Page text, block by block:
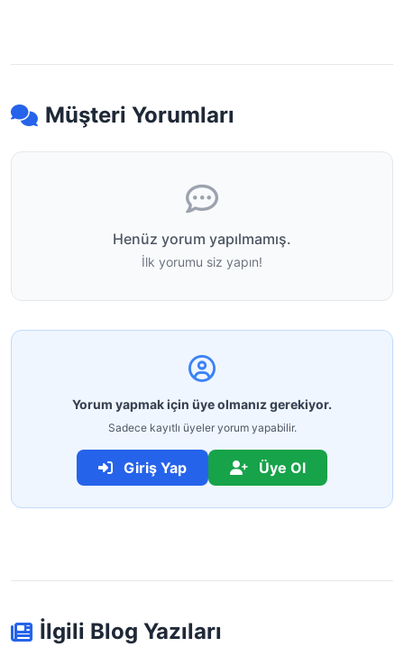
Müşteri Yorumları
Henüz yorum yapılmamış.
İlk yorumu siz yapın!
Yorum yapmak için üye olmanız gerekiyor.
Sadece kayıtlı üyeler yorum yapabilir.
Giriş Yap Üye Ol
İlgili Blog Yazıları